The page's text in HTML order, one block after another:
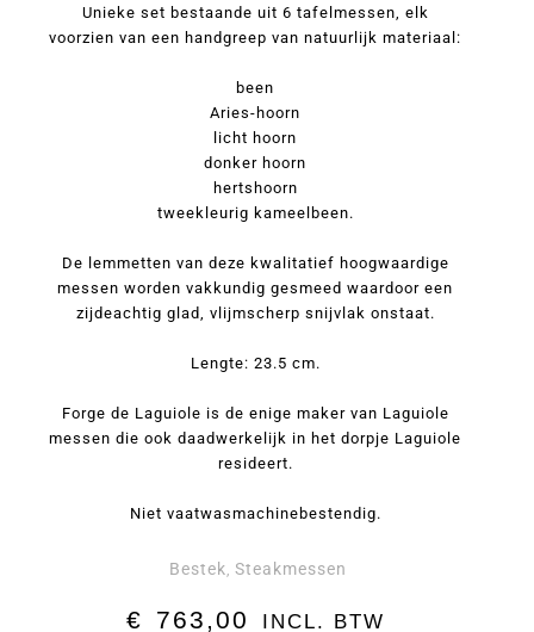
Unieke set bestaande uit 6 tafelmessen, elk
voorzien van een handgreep van natuurlijk materiaal:
been
Aries-hoorn
licht hoorn
donker hoorn
hertshoorn
tweekleurig kameelbeen.
De lemmetten van deze kwalitatief hoogwaardige
messen worden vakkundig gesmeed waardoor een
zijdeachtig glad, vlijmscherp snijvlak onstaat.
Lengte: 23.5 cm.
Forge de Laguiole is de enige maker van Laguiole
messen die ook daadwerkelijk in het dorpje Laguiole
resideert.
Niet vaatwasmachinebestendig.
Bestek, Steakmessen
€ 763,00 INCL. BTW